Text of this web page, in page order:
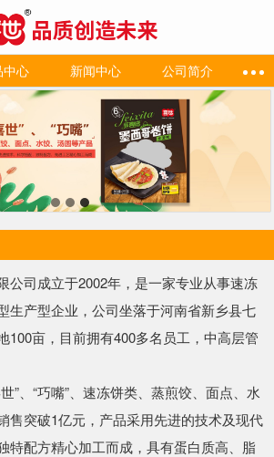
中心 新闻中心 公司简介
司成立于2002年，是一家专业从事速冻
生产型企业，公司坐落于河南省新乡县七
100亩，目前拥有400多名员工，中高层管
、“巧嘴”、速冻饼类、蒸煎饺、面点、水
售突破1亿元，产品采用先进的技术及现代
特配方精心加工而成，具有蛋白质高、脂